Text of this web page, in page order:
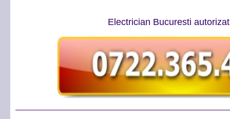
Electrician Bucuresti